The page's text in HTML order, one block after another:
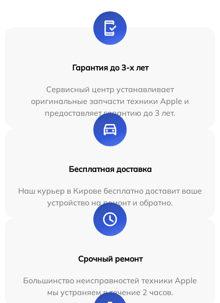
Гарантия до 3-х лет
Сервисный центр устанавливает
оригинальные запчасти техники Apple и
предоставляет гарантию до 3 лет.
Бесплатная доставка
Наш курьер в Кирове бесплатно доставит ваше
устройство на ремонт и обратно.
Срочный ремонт
Большинство неисправностей техники Apple
мы устраняем в течение 2 часов.